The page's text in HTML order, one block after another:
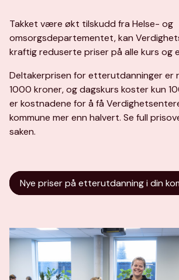
Takket være økt tilskudd fra Helse- og
omsorgsdepartementet, kan
kraftig reduserte priser på alle kurs og
Deltakerprisen for etterutdanninger er
1000 kroner, og dagskurs koster kun
er kostnadene for å få
kommune mer enn halvert. Se full
saken.
Nye priser på etterutdanning i din